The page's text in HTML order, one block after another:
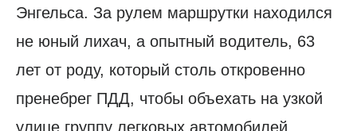
Энгельса. За рулем маршрутки находился
не юный лихач, а опытный водитель, 63
лет от роду, который столь откровенно
пренебрег ПДД, чтобы объехать на узкой
улице группу легковых автомобилей.